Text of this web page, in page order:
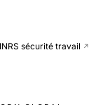
INRS sécurité travail ↗